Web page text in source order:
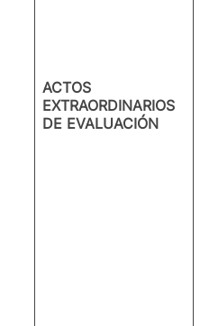
ACTOS
EXTRAORDINARIOS
DE EVALUACIÓN